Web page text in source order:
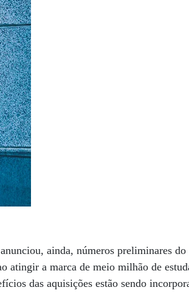
ainda, números preliminares
atingir a marca de meio milhão de
das aquisições estão sendo